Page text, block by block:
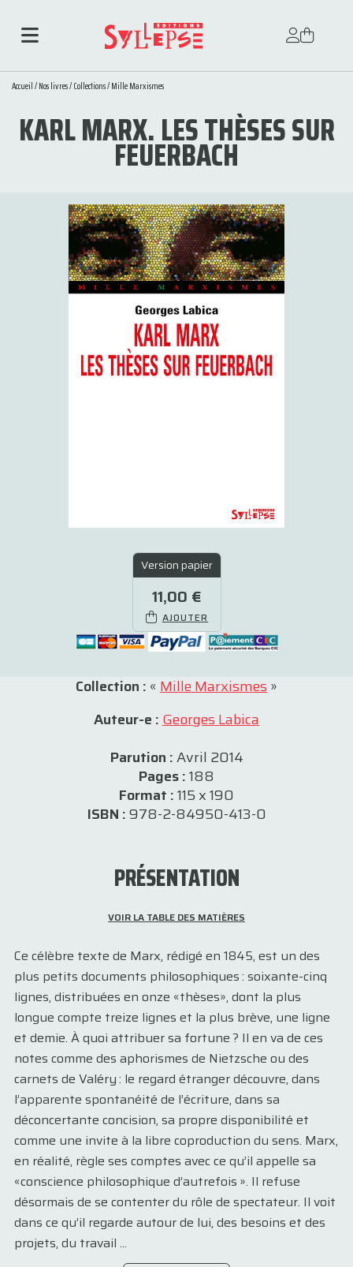
Accueil/Nos livres/Collections/Mille Marxismes
KARL MARX. LES THÈSES SUR
FEUERBACH
Version papier
11,00 €
AJOUTER
Collection : « Mille Marxismes»
Auteur-e :Georges Labica
Parution :Avril 2014
Pages :188
Format :115 x 190
ISBN :978-2-84950-413-0
PRÉSENTATION
VOIR LA TABLE DES MATIÈRES
Ce célèbre texte de Marx, rédigé en 1845, est un des
plus petits documents philosophiques : soixante-cinq
lignes, distribuées en onze «thèses», dont la plus
longue compte treize lignes et la plus brève, une ligne
et demie. À quoi attribuer sa fortune ? Il en va de ces
notes comme des aphorismes de Nietzsche ou des
carnets de Valéry : le regard étranger découvre, dans
l’apparente spontanéité de l’écriture, dans sa
déconcertante concision, sa propre disponibilité et
comme une invite à la libre coproduction du sens. Marx,
en réalité, règle ses comptes avec ce qu’il appelle sa
«conscience philosophique d’autrefois ». Il refuse
désormais de se contenter du rôle de spectateur. Il voit
dans ce qu’il regarde autour de lui, des besoins et des
projets, du travail ...